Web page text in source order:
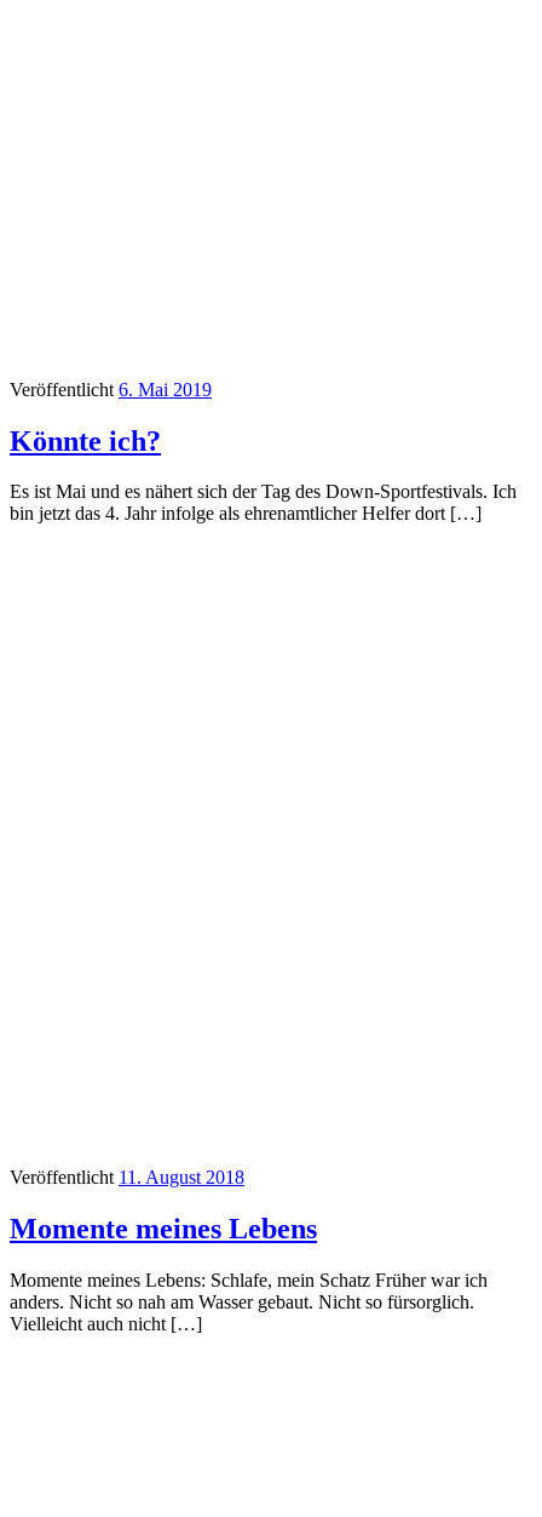
Veröffentlicht 6. Mai 2019
Könnte ich?
Es ist Mai und es nähert sich der Tag des Down-Sportfestivals. Ich
bin jetzt das 4. Jahr infolge als ehrenamtlicher Helfer dort […]
Veröffentlicht 11. August 2018
Momente meines Lebens
Momente meines Lebens: Schlafe, mein Schatz Früher war ich
anders. Nicht so nah am Wasser gebaut. Nicht so fürsorglich.
Vielleicht auch nicht […]